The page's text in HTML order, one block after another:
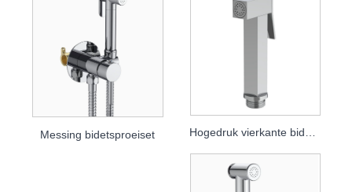
Messing bidetsproeiset